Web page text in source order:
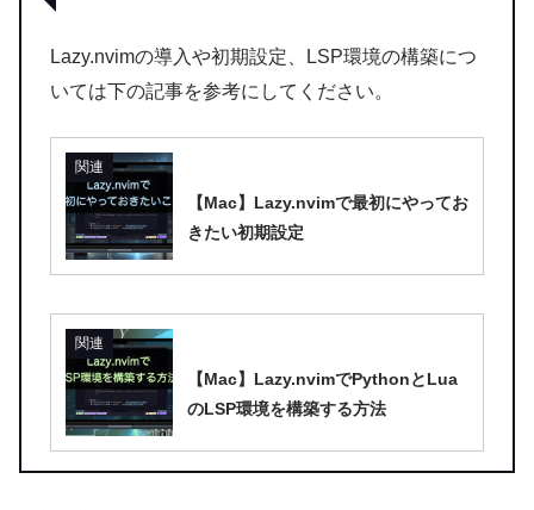
Lazy.nvimの導入や初期設定、LSP環境の構築につ
いては下の記事を参考にしてください。
関連
【Mac】Lazy.nvimで最初にやってお
きたい初期設定
関連
【Mac】Lazy.nvimでPythonとLua
のLSP環境を構築する方法